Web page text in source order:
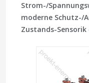
Strom-/
moderne Schutz-/
Zustands-